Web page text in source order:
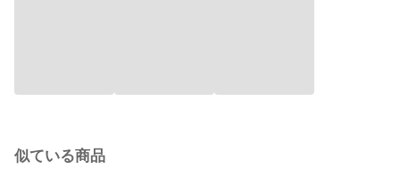
似ている商品